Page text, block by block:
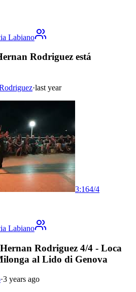
Labiano
Rodriguez está
·last year
3:164/4
Labiano
Rodriguez 4/4 - Loca
al Lido di Genova
·3 years ago